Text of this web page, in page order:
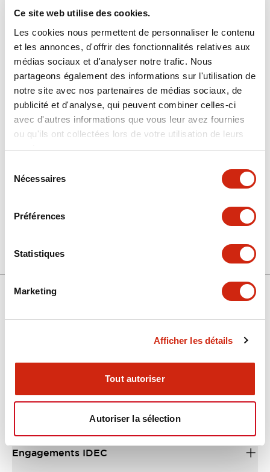
Ce site web utilise des cookies.
Les cookies nous permettent de personnaliser le contenu
et les annonces, d'offrir des fonctionnalités relatives aux
médias sociaux et d'analyser notre trafic. Nous
partageons également des informations sur l'utilisation de
notre site avec nos partenaires de médias sociaux, de
publicité et d'analyse, qui peuvent combiner celles-ci
avec d'autres informations que vous leur avez fournies
ou qu'ils ont collectées lors de votre utilisation de leurs
services.
Nécessaires
Préférences
Statistiques
Marketing
Afficher les détails
Tout autoriser
Autoriser la sélection
PS9Z-5R2B
SUPPORT DE MONTAGE
Sélectionner la quantité
Ajouter au devis
Spécifications Tout développer+
Support
Ressources et documents
Engagements IDEC